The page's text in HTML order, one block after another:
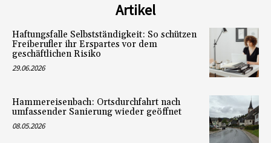
Artikel
Haftungsfalle Selbstständigkeit: So schützen
Freiberufler ihr Erspartes vor dem
geschäftlichen Risiko
29.06.2026
Hammereisenbach: Ortsdurchfahrt nach
umfassender Sanierung wieder geöffnet
08.05.2026